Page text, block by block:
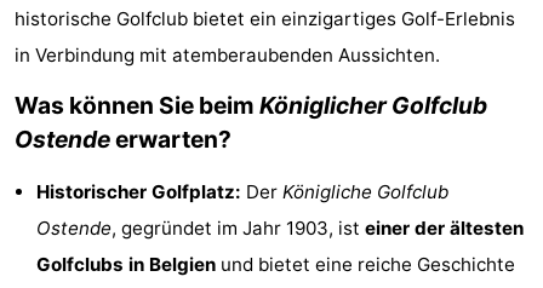
Nieuwpoort
Suites
Ferienhäuser
Nieuwpoort
-
Oostduinkerke
-
historische Golfclub bietet ein einzigartiges Golf-Erlebnis
in Verbindung mit atemberaubenden Aussichten.
Was können Sie beim Königlicher Golfclub
Ostendeerwarten?
Historischer Golfplatz: Der Königliche Golfclub
Ostende, gegründet im Jahr 1903, ist einer der ältesten
Golfclubs in Belgien und bietet eine reiche Geschichte